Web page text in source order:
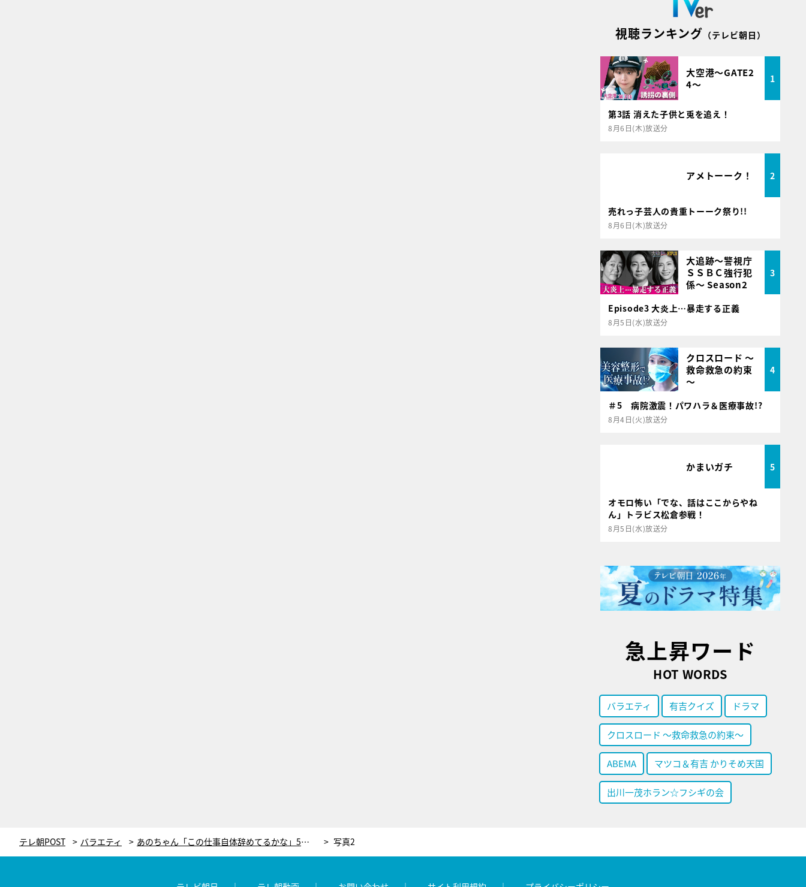
視聴ランキング （テレビ朝日）
大空港～GATE2
4～
1
第3話 消えた子供と兎を追え！
8月6日(木)放送分
アメトーーク！ 2
売れっ子芸人の貴重トーーク祭り!!
8月6日(木)放送分
大追跡～警視庁
ＳＳＢＣ強行犯
係～ Season2
3
Episode3 大炎上…暴走する正義
8月5日(水)放送分
クロスロード ～
救命救急の約束
～
4
＃5 病院激震！パワハラ＆医療事故!?
8月4日(火)放送分
かまいガチ 5
オモロ怖い「でな、話はここからやね
ん」トラビス松倉参戦！
8月5日(水)放送分
急上昇ワード
HOT WORDS
バラエティ 有吉クイズ ドラマ
クロスロード ～救命救急の約束～
ABEMA マツコ＆有吉 かりそめ天国
出川一茂ホラン☆フシギの会
テレ朝POST バラエティ あのちゃん「この仕事自体辞めてるかな」5年後、10年後のビジョンと“音楽だけは続けたい”理由 写真2